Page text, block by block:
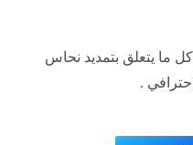
ما يتعلق بتمديد نحاس
.